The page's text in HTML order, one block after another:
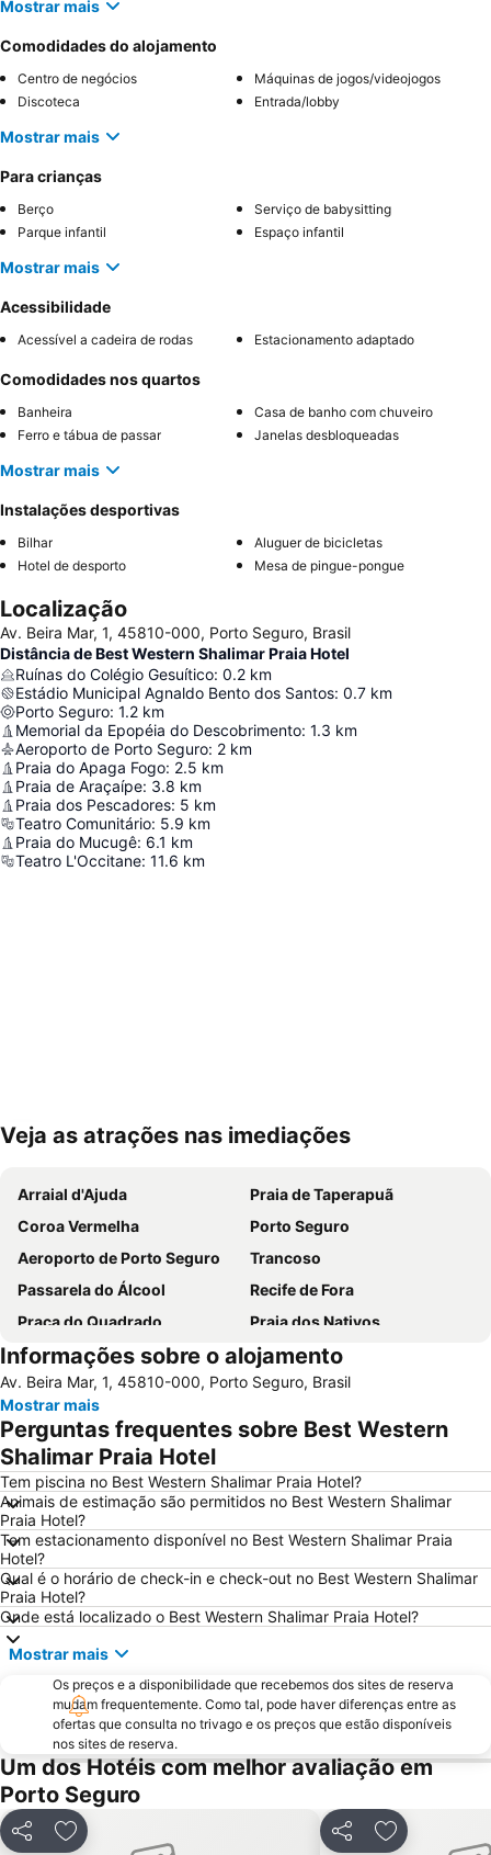
Mostrar mais
Comodidades do alojamento
Centro de negócios
Máquinas de jogos/videojogos
Discoteca
Entrada/lobby
Mostrar mais
Para crianças
Berço
Serviço de babysitting
Parque infantil
Espaço infantil
Mostrar mais
Acessibilidade
Acessível a cadeira de rodas Estacionamento adaptado
Comodidades nos quartos
Banheira
Casa de banho com chuveiro
Ferro e tábua de passar
Janelas desbloqueadas
Mostrar mais
Instalações desportivas
Bilhar
Aluguer de bicicletas
Hotel de desporto
Mesa de pingue-pongue
Localização
Av. Beira Mar, 1, 45810-000, Porto Seguro, Brasil
Distância de Best Western Shalimar Praia Hotel
Ruínas do Colégio Gesuítico: 0.2 km
Estádio Municipal Agnaldo Bento dos Santos: 0.7 km
Porto Seguro: 1.2 km
Memorial da Epopéia do Descobrimento: 1.3 km
Aeroporto de Porto Seguro: 2 km
Praia do Apaga Fogo: 2.5 km
Praia de Araçaípe: 3.8 km
Praia dos Pescadores: 5 km
Teatro Comunitário: 5.9 km
Praia do Mucugê: 6.1 km
Teatro L'Occitane: 11.6 km
Ampliar mapa
Veja as atrações nas imediações
Arraial d'Ajuda
Praia de Taperapuã
Coroa Vermelha
Porto Seguro
Aeroporto de Porto Seguro
Trancoso
Passarela do Álcool
Recife de Fora
Praça do Quadrado
Praia dos Nativos
Praia de Mutá e Ponta Grande
São João em Santa Cruz Cabrália
Luau Axé Moi
Arraial d'Ajuda EcoPark
Carnaporto
Cidade Alta - Centro Histórico
Marco do Descobrimento
Informações sobre o alojamento
Av. Beira Mar, 1, 45810-000, Porto Seguro, Brasil
Mostrar mais
Perguntas frequentes sobre Best Western
Shalimar Praia Hotel
Tem piscina no Best Western Shalimar Praia Hotel?
Animais de estimação são permitidos no Best Western Shalimar
Praia Hotel?
Tem estacionamento disponível no Best Western Shalimar Praia
Hotel?
Qual é o horário de check-in e check-out no Best Western Shalimar
Praia Hotel?
Onde está localizado o Best Western Shalimar Praia Hotel?
Mostrar mais
Os preços e a disponibilidade que recebemos dos sites de reserva
mudam frequentemente. Como tal, pode haver diferenças entre as
ofertas que consulta no trivago e os preços que estão disponíveis
nos sites de reserva.
Um dos Hotéis com melhor avaliação em
Porto Seguro
PartilharAdicionar aos favoritos PartilharAdicionar